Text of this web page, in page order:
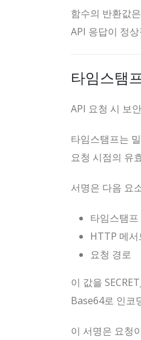
함수의 반환값
API 응답이 정
타임스탬
API 요청 시 보
타임스탬프는
요청 시점의 유
서명은 다음 요
타임스탬프
HTTP 메서
요청 경로
이 값을
Base64로 인코
이 서명은 요청